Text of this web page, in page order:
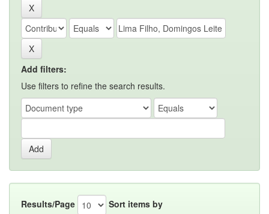
Add filters:
Use filters to refine the search results.
Results/Page Sort items by